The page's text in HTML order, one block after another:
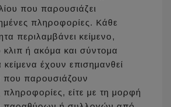
που παρουσιάζει
πληροφορίες. Κάθε
περιλαμβάνει κείμενο,
κλιπ ή ακόμα και σύντομα
κείμενα έχουν επισημανθεί
που παρουσιάζουν
πληροφορίες, είτε με τη μορφή